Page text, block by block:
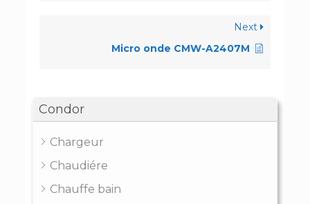
Condor
Chargeur
Chaudiére
Chauffe bain
Next
Micro onde CMW-A2407M